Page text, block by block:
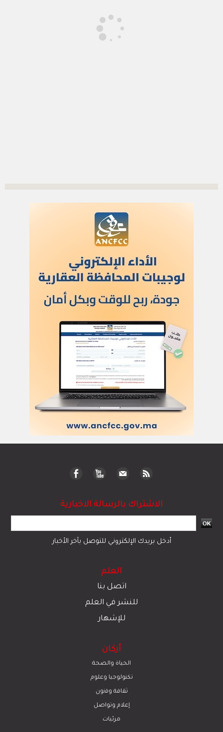
الاشتراك بالرسالة الاخبارية
أدخل بريدك الإلكتروني للتوصل بآخر الأخبار
العلم
اتصل بنا
للنشر في العلم
للإشهار
أركان
الحياة والصحة
تكنولوجيا وعلوم
ﺛﻘﺎﻓﺔ وﻓﻧون
إعلام وتواصل
مرئيات